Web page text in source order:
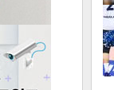
인쇄
2